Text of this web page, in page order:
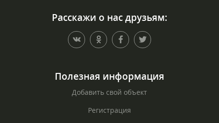
Расскажи о нас друзьям:
Полезная информация
Добавить свой объект
Регистрация